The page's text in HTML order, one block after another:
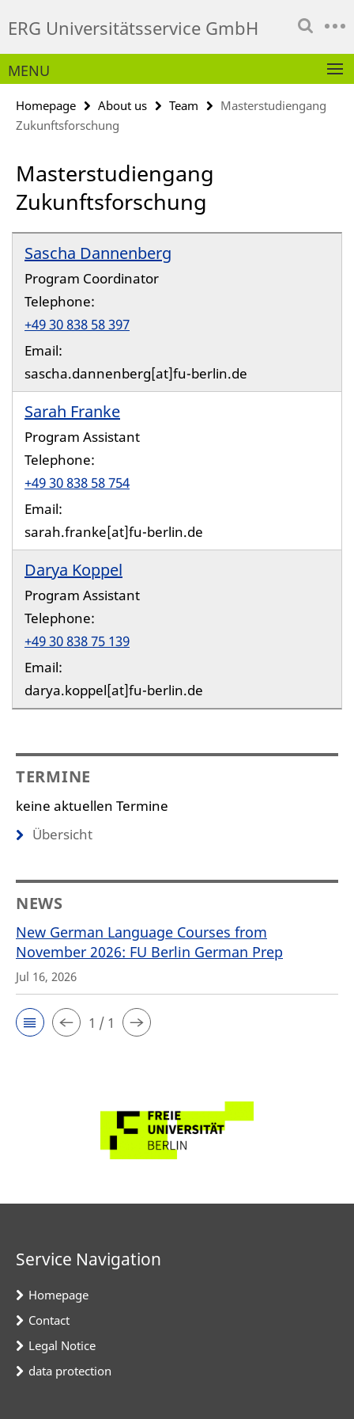
direkt
Inhalt
ERG Universitätsservice GmbH
Service
Navigation
MENU
Homepage About us Team
Masterstudiengang
Zukunftsforschung
Masterstudiengang
Zukunftsforschung
Sascha Dannenberg
Program Coordinator
Telephone:
+49 30 838 58 397
Email:
sascha.dannenberg[at]fu-berlin.de
Sarah Franke
Program Assistant
Telephone:
+49 30 838 58 754
Email:
sarah.franke[at]fu-berlin.de
Darya Koppel
Program Assistant
Telephone:
+49 30 838 75 139
Email:
darya.koppel[at]fu-berlin.de
TERMINE
keine aktuellen Termine
Übersicht
NEWS
New German Language Courses from
November 2026: FU Berlin German Prep
Jul 16, 2026
1 / 1
Service Navigation
Homepage
Contact
Legal Notice
data protection